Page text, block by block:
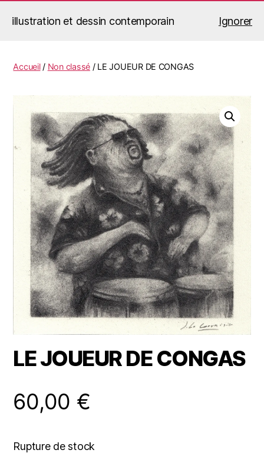
illustration et dessin contemporain Ignorer
Jérémy Le Corvaisier
Accueil/ Non classé / LE JOUEUR DE CONGAS
LE JOUEUR DE CONGAS
60,00 €
Rupture de stock